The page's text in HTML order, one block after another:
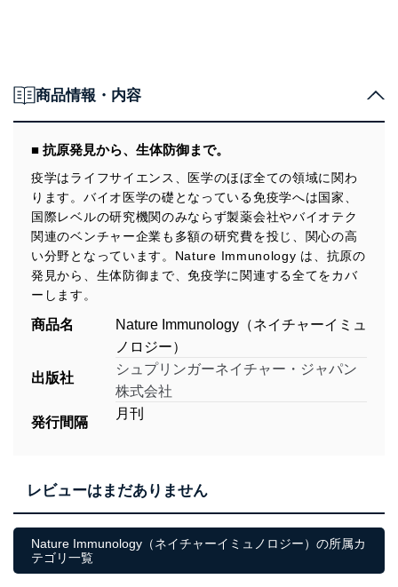
商品情報・内容
■ 抗原発見から、生体防御まで。
疫学はライフサイエンス、医学のほぼ全ての領域に関わ
ります。バイオ医学の礎となっている免疫学へは国家、
国際レベルの研究機関のみならず製薬会社やバイオテク
関連のベンチャー企業も多額の研究費を投じ、関心の高
い分野となっています。Nature Immunology は、抗原の
発見から、生体防御まで、免疫学に関連する全てをカバ
ーします。
商品名
Nature Immunology（ネイチャーイミュ
ノロジー）
出版社
シュプリンガーネイチャー・ジャパン
株式会社
発行間隔
月刊
レビューはまだありません
Nature Immunology（ネイチャーイミュノロジー）の所属カ
テゴリ一覧